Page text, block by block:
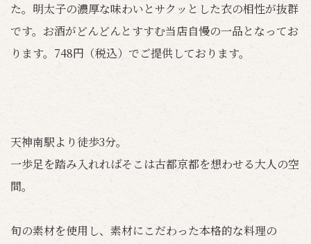
た。明太子の濃厚な味わいとサクッとした衣の相性が抜群
です。お酒がどんどんとすすむ当店自慢の一品となってお
ります。748円（税込）でご提供しております。
天神南駅より徒歩3分。
一歩足を踏み入れればそこは古都京都を想わせる大人の空
間。
旬の素材を使用し、素材にこだわった本格的な料理の